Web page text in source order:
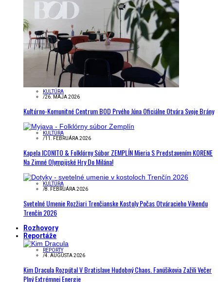
KULTÚRA
/26. MÁJA 2026
Kultúrno-Komunitné Centrum BOD Prvého Júna Oficiálne Otvára Svoje Brány
KULTÚRA
/11. FEBRUÁRA 2026
Kapela ICONITO & Folklórny Súbor ZEMPLÍN Mieria S Predstavením KORENE
Na Zimné Olympijské Hry Do Milána!
KULTÚRA
/8. FEBRUÁRA 2026
Svetelné Umenie Rozžiari Trenčianske Kostoly Počas Otváracieho Víkendu
Trenčín 2026
Rozhovory
Reportáže
REPORTY
/4. AUGUSTA 2026
Kim Dracula Rozpútal V Bratislave Hudobný Chaos. Fanúšikovia Zažili Večer
Plný Extrémnej Energie